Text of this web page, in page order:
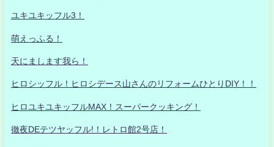
ユキユキッフル3！
萌えっふる！
天にまします我ら！
ヒロシッフル！ヒロシデース山さんのリフォームひとりDIY！！
ヒロユキユキッフルMAX！スーパークッキング！
徹夜DEテツヤッフル!！レトロ館2号店！